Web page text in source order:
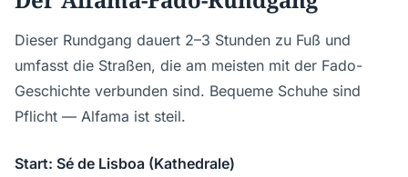
Dieser Rundgang dauert 2–3 Stunden zu Fuß und
umfasst die Straßen, die am meisten mit der Fado-
Geschichte verbunden sind. Bequeme Schuhe sind
Pflicht — Alfama ist steil.
Start: Sé de Lisboa (Kathedrale)